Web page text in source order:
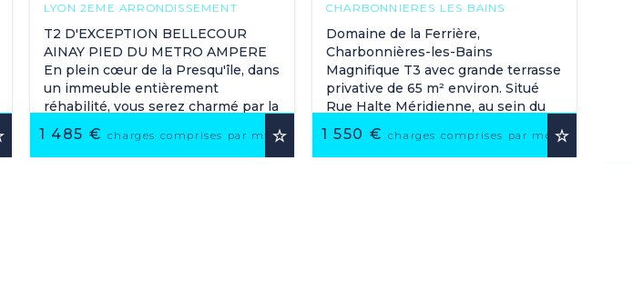
LYON 2EME ARRONDISSEMENT
49.88 M2
1 485 € charges comprises par mois
T2 D'EXCEPTION BELLECOUR
AINAY PIED DU METRO AMPERE
En plein cœur de la Presqu'île, dans
un immeuble entièrement
réhabilité, vous serez charmé par la
rénovation d'exception de cet
appartement. ...
CHARBONNIERES LES BAINS
60.3 M 2
1 550 € charges comprises par mois
Domaine de la Ferrière,
Charbonnières-les-Bains
Magnifique T3 avec grande terrasse
privative de 65 m² environ. Situé
Rue Halte Méridienne, au sein du
prestigieux Domaine de la Ferrière,
venez ...